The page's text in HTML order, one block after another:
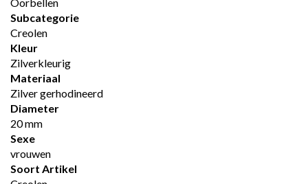
Subcategorie
Creolen
Kleur
Zilverkleurig
Materiaal
Zilver gerhodineerd
Diameter
20 mm
Sexe
vrouwen
Soort Artikel